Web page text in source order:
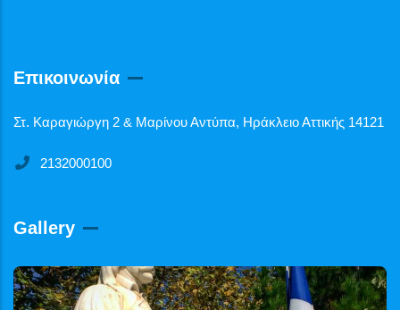
Επικοινωνία
Στ. Καραγιώργη 2 & Μαρίνου Αντύπα, Ηράκλειο Αττικής 14121
2132000100
Gallery